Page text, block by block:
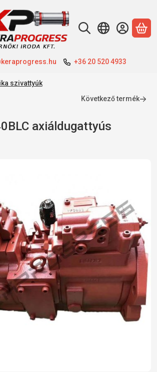
+36 20 520 4933
A
szivattyúk
Következő termék
axiáldugattyús